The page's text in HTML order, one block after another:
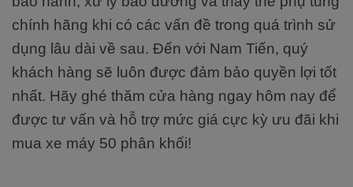
chính hãng khi có các vấn đề trong quá trình sử
dụng lâu dài về sau. Đến với Nam Tiến, quý
khách hàng sẽ luôn được đảm bảo quyền lợi tốt
nhất. Hãy ghé thăm cửa hàng ngay hôm nay để
được tư vấn và hỗ trợ mức giá cực kỳ ưu đãi khi
mua xe máy 50 phân khối!